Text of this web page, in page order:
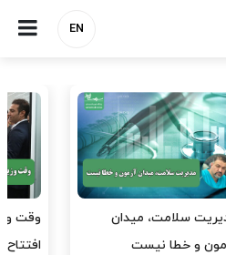
EN
واردات دارو و کالاهای اساسی
باید در اولویت تخصیص ارز